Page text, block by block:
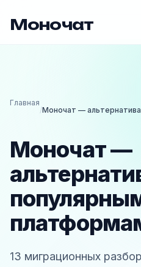
Моночат
Главная
/Моночат —
Моночат —
13 миграционных